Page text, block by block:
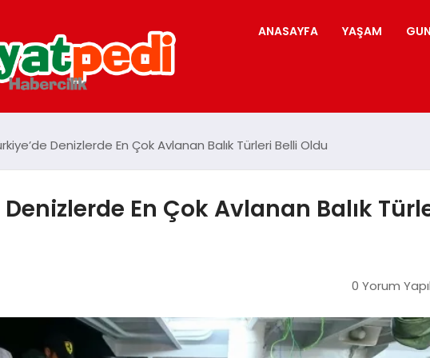
ANASAYFA YAŞAM
Denizlerde En Çok Avlanan Balık Türleri Belli Oldu
Denizlerde En Çok Avlanan Balık
0 Yorum